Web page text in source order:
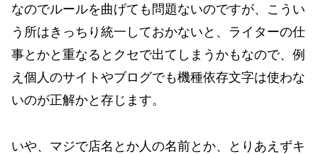
なのでルールを曲げても問題ないのですが、こうい
う所はきっちり統一しておかないと、ライターの仕
事とかと重なるとクセで出てしまうかもなので、例
え個人のサイトやブログでも機種依存文字は使わな
いのが正解かと存じます。
いや、マジで店名とか人の名前とか、とりあえずキ